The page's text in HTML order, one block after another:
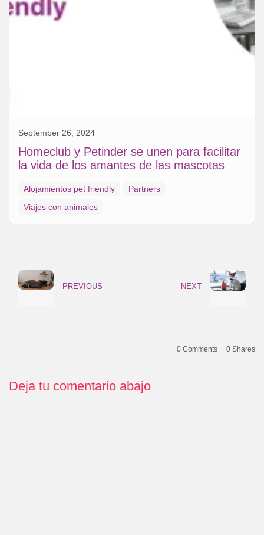
September 26, 2024
Homeclub y Petinder se unen para facilitar
la vida de los amantes de las mascotas
Alojamientos pet friendly
Partners
Viajes con animales
PREVIOUS NEXT
0 Comments 0 Shares
Deja tu comentario abajo